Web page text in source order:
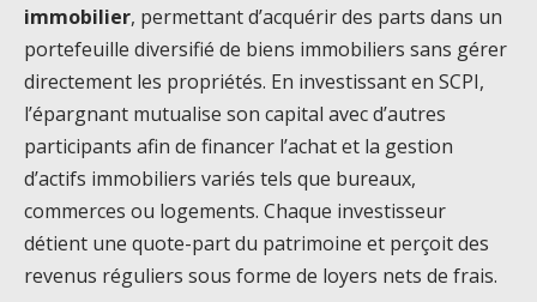
immobilier, permettant d’acquérir des parts dans un
portefeuille diversifié de biens immobiliers sans gérer
directement les propriétés. En investissant en SCPI,
l’épargnant mutualise son capital avec d’autres
participants afin de financer l’achat et la gestion
d’actifs immobiliers variés tels que bureaux,
commerces ou logements. Chaque investisseur
détient une quote-part du patrimoine et perçoit des
revenus réguliers sous forme de loyers nets de frais.